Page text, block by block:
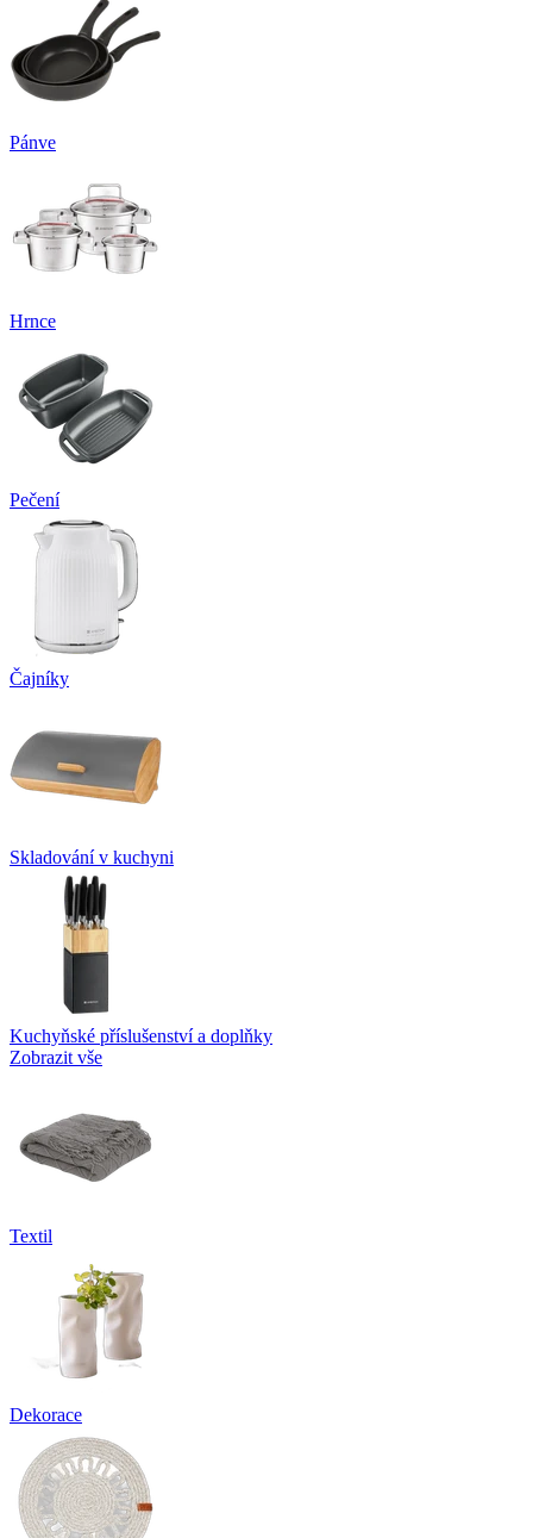
Pánve
Hrnce
Pečení
Čajníky
Skladování v kuchyni
Kuchyňské příslušenství a doplňky
Zobrazit vše
Textil
Dekorace